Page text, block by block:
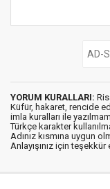
YORUM KURALLARI:
Küfür, hakaret, rencide
imla kuralları ile
Türkçe karakter
Adınız kısmına uygun
Anlayışınız için teşekkür